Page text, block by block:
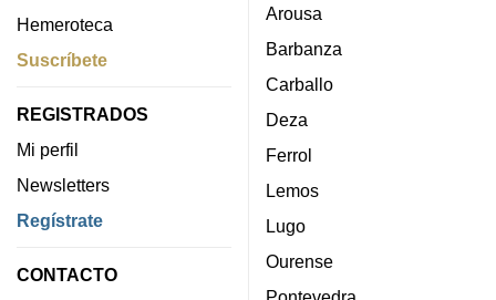
Hemeroteca
Suscríbete
REGISTRADOS
Mi perfil
Newsletters
Regístrate
CONTACTO
Arousa
Barbanza
Carballo
Deza
Ferrol
Lemos
Lugo
Ourense